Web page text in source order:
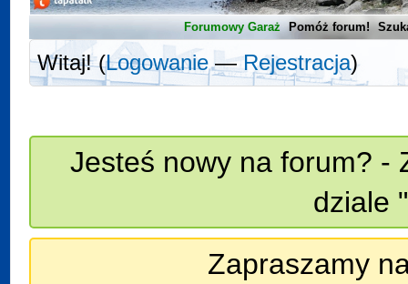
Forumowy Garaż Pomóż forum!
Witaj! (Logowanie—Rejestracja)
Jesteś nowy na forum? -
dziale
Zapraszamy